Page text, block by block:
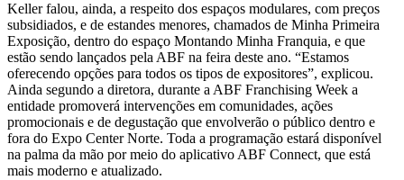
Keller falou, ainda, a respeito dos espaços modulares, com preços
subsidiados, e de estandes menores, chamados de Minha Primeira
Exposição, dentro do espaço Montando Minha Franquia, e que
estão sendo lançados pela ABF na feira deste ano. “Estamos
oferecendo opções para todos os tipos de expositores”, explicou.
Ainda segundo a diretora, durante a ABF Franchising Week a
entidade promoverá intervenções em comunidades, ações
promocionais e de degustação que envolverão o público dentro e
fora do Expo Center Norte. Toda a programação estará disponível
na palma da mão por meio do aplicativo ABF Connect, que está
mais moderno e atualizado.